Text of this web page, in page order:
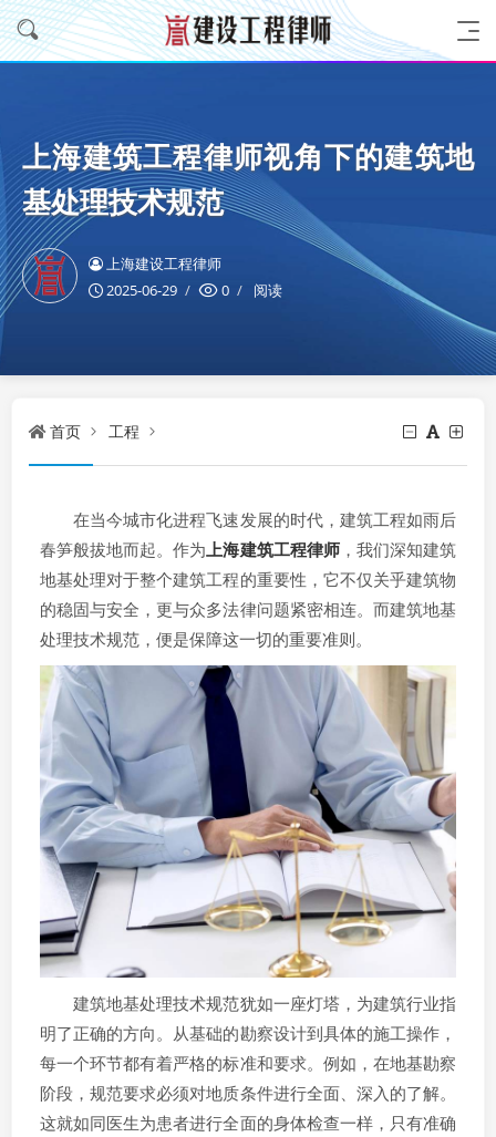
上海建筑工程律师视角下的建筑地
基处理技术规范
上海建设工程律师
2025-06-29
0 阅读
首页 工程
在当今城市化进程飞速发展的时代，建筑工程如雨后
春笋般拔地而起。作为上海建筑工程律师，我们深知建筑
地基处理对于整个建筑工程的重要性，它不仅关乎建筑物
的稳固与安全，更与众多法律问题紧密相连。而建筑地基
处理技术规范，便是保障这一切的重要准则。
建筑地基处理技术规范犹如一座灯塔，为建筑行业指
明了正确的方向。从基础的勘察设计到具体的施工操作，
每一个环节都有着严格的标准和要求。例如，在地基勘察
阶段，规范要求必须对地质条件进行全面、深入的了解。
这就如同医生为患者进行全面的身体检查一样，只有准确